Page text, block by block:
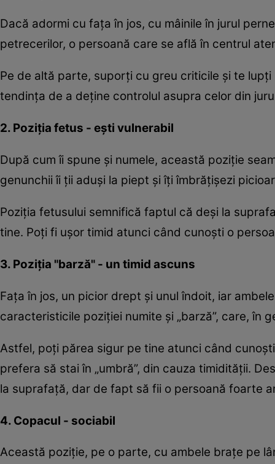
Dacă adormi cu faţa în jos, cu mâinile în jurul
petrecerilor, o persoană care se află în centrul
Pe de altă parte, suporţi cu greu criticile şi te
tendinţa de a deţine controlul asupra celor din
2. Poziţia fetus - eşti vulnerabil
După cum îi spune şi numele, această poziţie
genunchii îi ţii aduşi la piept şi îţi îmbrăţişezi
Poziţia fetusului semnifică faptul că deşi la
tine. Poţi fi uşor timid atunci când cunoşti o
3. Poziţia "barză" - un timid ascuns
Faţa în jos, un picior drept şi unul îndoit, iar
caracteristicile poziţiei numite şi „barză”, care, în
Astfel, poţi părea sigur pe tine atunci când
prefera să stai în „umbră”, din cauza timidităţii.
la suprafaţă, dar de fapt să fii o persoană foarte
4. Copacul - sociabil
Această poziţie, pe o parte, cu ambele braţe pe